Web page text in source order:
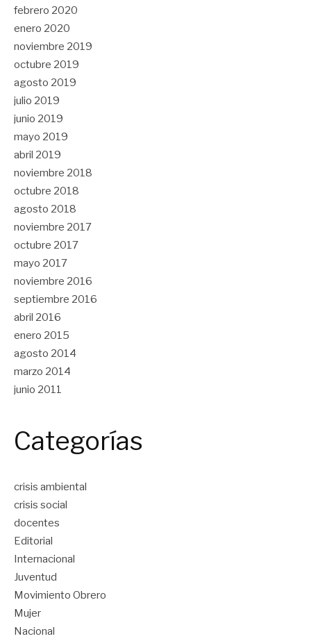
febrero 2020
enero 2020
noviembre 2019
octubre 2019
agosto 2019
julio 2019
junio 2019
mayo 2019
abril 2019
noviembre 2018
octubre 2018
agosto 2018
noviembre 2017
octubre 2017
mayo 2017
noviembre 2016
septiembre 2016
abril 2016
enero 2015
agosto 2014
marzo 2014
junio 2011
Categorías
crisis ambiental
crisis social
docentes
Editorial
Internacional
Juventud
Movimiento Obrero
Mujer
Nacional